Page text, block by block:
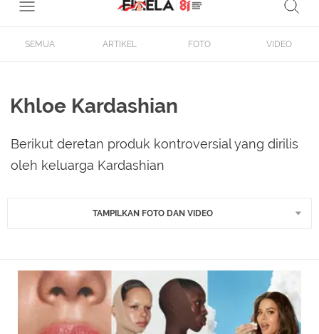
SEMUA ARTIKEL FOTO VIDEO
Khloe Kardashian
Berikut deretan produk kontroversial yang dirilis
oleh keluarga Kardashian
TAMPILKAN FOTO DAN VIDEO